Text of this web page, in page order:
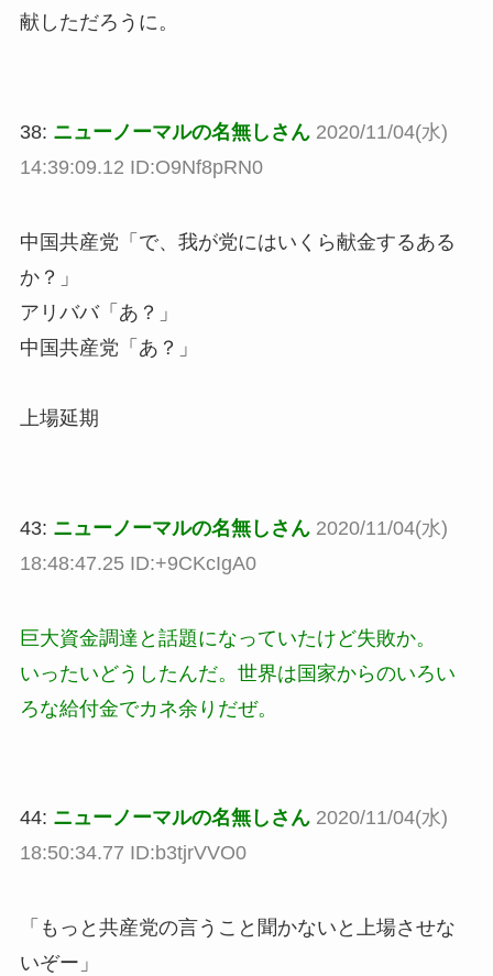
献しただろうに。
38: ニューノーマルの名無しさん 2020/11/04(水)
14:39:09.12 ID:O9Nf8pRN0
中国共産党「で、我が党にはいくら献金するある
か？」
アリババ「あ？」
中国共産党「あ？」
上場延期
43: ニューノーマルの名無しさん 2020/11/04(水)
18:48:47.25 ID:+9CKcIgA0
巨大資金調達と話題になっていたけど失敗か。
いったいどうしたんだ。世界は国家からのいろい
ろな給付金でカネ余りだぜ。
44: ニューノーマルの名無しさん 2020/11/04(水)
18:50:34.77 ID:b3tjrVVO0
「もっと共産党の言うこと聞かないと上場させな
いぞー」